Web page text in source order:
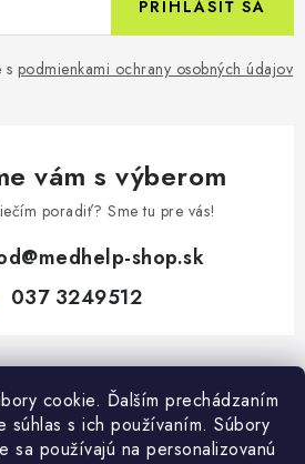
cookie. Ďalším prechádzaním
súhlas s ich používaním. Súbory
sa používajú na personalizovanú
s podmienkami ochrany osobných údajov
PRIHLÁSIŤ SA
vám s výberom
poradiť? Sme tu pre vás!
@medhelp-shop.sk
037 3249512